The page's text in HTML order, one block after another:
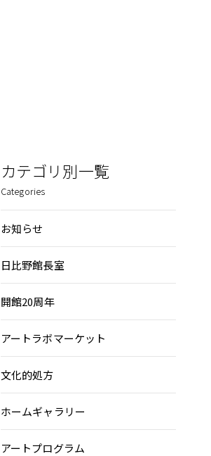
カテゴリ別一覧
Categories
お知らせ
日比野館長室
開館20周年
アートラボマーケット
文化的処方
ホームギャラリー
アートプログラム